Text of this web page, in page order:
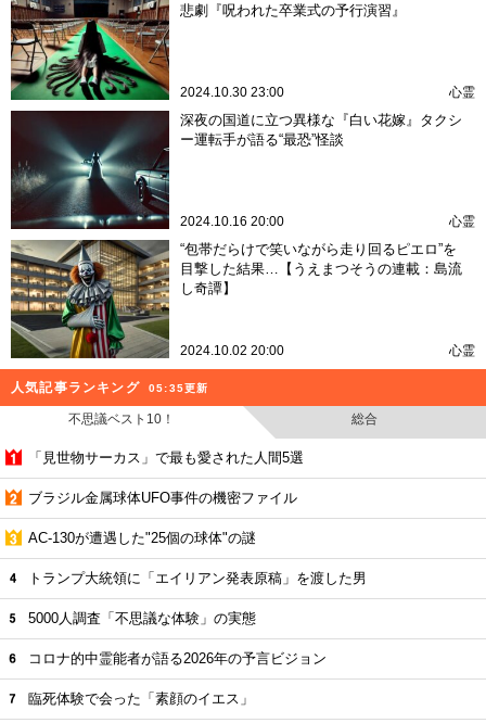
悲劇『呪われた卒業式の予行演習』
2024.10.30 23:00 心霊
深夜の国道に立つ異様な『白い花嫁』タクシ
ー運転手が語る“最恐”怪談
2024.10.16 20:00 心霊
“包帯だらけで笑いながら走り回るピエロ”を
目撃した結果…【うえまつそうの連載：島流
し奇譚】
2024.10.02 20:00 心霊
人気記事ランキング 05:35更新
不思議ベスト10！ 総合
「見世物サーカス」で最も愛された人間5選
ブラジル金属球体UFO事件の機密ファイル
AC-130が遭遇した"25個の球体"の謎
トランプ大統領に「エイリアン発表原稿」を渡した男
5000人調査「不思議な体験」の実態
コロナ的中霊能者が語る2026年の予言ビジョン
臨死体験で会った「素顔のイエス」